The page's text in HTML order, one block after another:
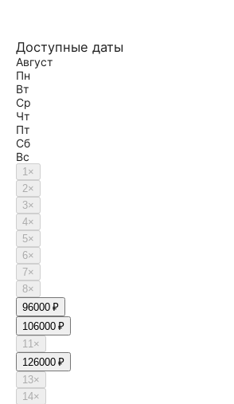
Доступные даты
Август
Пн
Вт
Ср
Чт
Пт
Сб
Вс
1×
2×
3×
4×
5×
6×
7×
8×
96000 ₽
106000 ₽
11×
126000 ₽
13×
14×